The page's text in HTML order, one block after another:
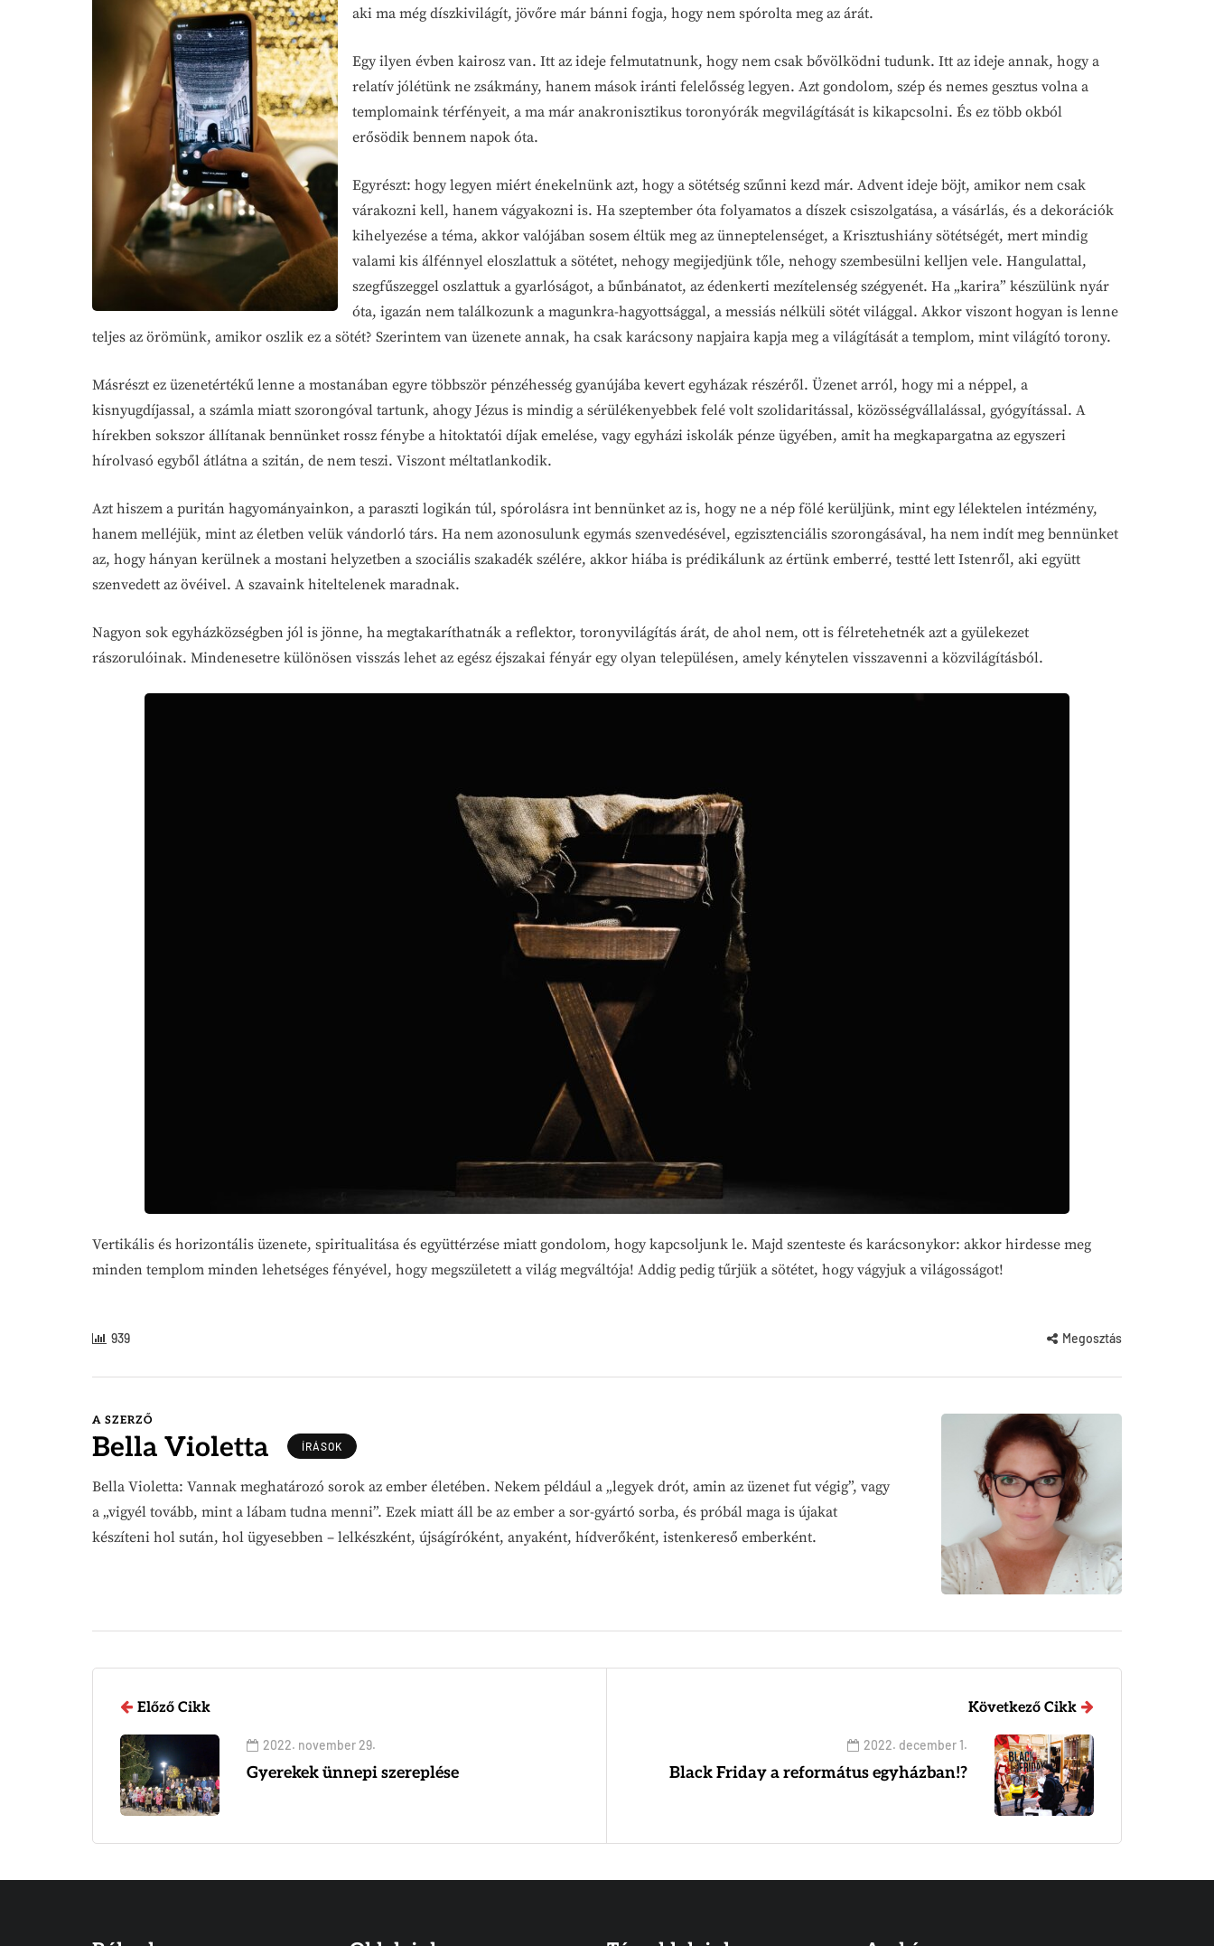
aki ma még díszkivilágít, jövőre már bánni fogja, hogy nem spórolta meg az árát.
Egy ilyen évben kairosz van. Itt az ideje felmutatnunk, hogy nem csak bővölködni tudunk. Itt az ideje annak, hogy a
relatív jólétünk ne zsákmány, hanem mások iránti felelősség legyen. Azt gondolom, szép és nemes gesztus volna a
templomaink térfényeit, a ma már anakronisztikus toronyórák megvilágítását is kikapcsolni. És ez több okból
erősödik bennem napok óta.
Egyrészt: hogy legyen miért énekelnünk azt, hogy a sötétség szűnni kezd már. Advent ideje böjt, amikor nem csak
várakozni kell, hanem vágyakozni is. Ha szeptember óta folyamatos a díszek csiszolgatása, a vásárlás, és a dekorációk
kihelyezése a téma, akkor valójában sosem éltük meg az ünneptelenséget, a Krisztushiány sötétségét, mert mindig
valami kis álfénnyel eloszlattuk a sötétet, nehogy megijedjünk tőle, nehogy szembesülni kelljen vele. Hangulattal,
szegfűszeggel oszlattuk a gyarlóságot, a bűnbánatot, az édenkerti mezítelenség szégyenét. Ha „karira” készülünk nyár
óta, igazán nem találkozunk a magunkra-hagyottsággal, a messiás nélküli sötét világgal. Akkor viszont hogyan is lenne
teljes az örömünk, amikor oszlik ez a sötét? Szerintem van üzenete annak, ha csak karácsony napjaira kapja meg a világítását a templom, mint világító torony.
Másrészt ez üzenetértékű lenne a mostanában egyre többször pénzéhesség gyanújába kevert egyházak részéről. Üzenet arról, hogy mi a néppel, a
kisnyugdíjassal, a számla miatt szorongóval tartunk, ahogy Jézus is mindig a sérülékenyebbek felé volt szolidaritással, közösségvállalással, gyógyítással. A
hírekben sokszor állítanak bennünket rossz fénybe a hitoktatói díjak emelése, vagy egyházi iskolák pénze ügyében, amit ha megkapargatna az egyszeri
hírolvasó egyből átlátna a szitán, de nem teszi. Viszont méltatlankodik.
Azt hiszem a puritán hagyományainkon, a paraszti logikán túl, spórolásra int bennünket az is, hogy ne a nép fölé kerüljünk, mint egy lélektelen intézmény,
hanem melléjük, mint az életben velük vándorló társ. Ha nem azonosulunk egymás szenvedésével, egzisztenciális szorongásával, ha nem indít meg bennünket
az, hogy hányan kerülnek a mostani helyzetben a szociális szakadék szélére, akkor hiába is prédikálunk az értünk emberré, testté lett Istenről, aki együtt
szenvedett az övéivel. A szavaink hiteltelenek maradnak.
Nagyon sok egyházközségben jól is jönne, ha megtakaríthatnák a reflektor, toronyvilágítás árát, de ahol nem, ott is félretehetnék azt a gyülekezet
rászorulóinak. Mindenesetre különösen visszás lehet az egész éjszakai fényár egy olyan településen, amely kénytelen visszavenni a közvilágításból.
Vertikális és horizontális üzenete, spiritualitása és együttérzése miatt gondolom, hogy kapcsoljunk le. Majd szenteste és karácsonykor: akkor hirdesse meg
minden templom minden lehetséges fényével, hogy megszületett a világ megváltója! Addig pedig tűrjük a sötétet, hogy vágyjuk a világosságot!
939 Megosztás
A SZERZŐ
Bella Violetta ÍRÁSOK
Bella Violetta: Vannak meghatározó sorok az ember életében. Nekem például a „legyek drót, amin az üzenet fut végig”, vagy
a „vigyél tovább, mint a lábam tudna menni”. Ezek miatt áll be az ember a sor-gyártó sorba, és próbál maga is újakat
készíteni hol sután, hol ügyesebben – lelkészként, újságíróként, anyaként, hídverőként, istenkereső emberként.
Előző Cikk
2022. november 29.
Gyerekek ünnepi szereplése
Következő Cikk
2022. december 1.
Black Friday a református egyházban!?